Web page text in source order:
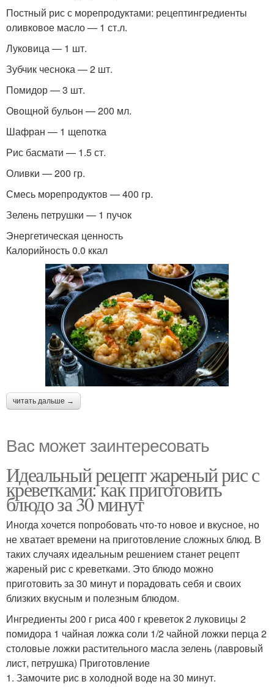
Постный рис с морепродуктами: рецептингредиенты
оливковое масло — 1 ст.л.
Луковица — 1 шт.
Зубчик чеснока — 2 шт.
Помидор — 3 шт.
Овощной бульон — 200 мл.
Шафран — 1 щепотка
Рис басмати — 1.5 ст.
Оливки — 200 гр.
Смесь морепродуктов — 400 гр.
Зелень петрушки — 1 пучок
Энергетическая ценность
Калорийность 0.0 ккал
читать дальше →
Вас может заинтересовать
Идеальный рецепт жареный рис с
креветками: как приготовить
блюдо за 30 минут
Иногда хочется попробовать что-то новое и вкусное, но
не хватает времени на приготовление сложных блюд. В
таких случаях идеальным решением станет рецепт
жареный рис с креветками. Это блюдо можно
приготовить за 30 минут и порадовать себя и своих
близких вкусным и полезным блюдом.
Ингредиенты 200 г риса 400 г креветок 2 луковицы 2
помидора 1 чайная ложка соли 1/2 чайной ложки перца 2
столовые ложки растительного масла зелень (лавровый
лист, петрушка) Приготовление
1. Замочите рис в холодной воде на 30 минут.